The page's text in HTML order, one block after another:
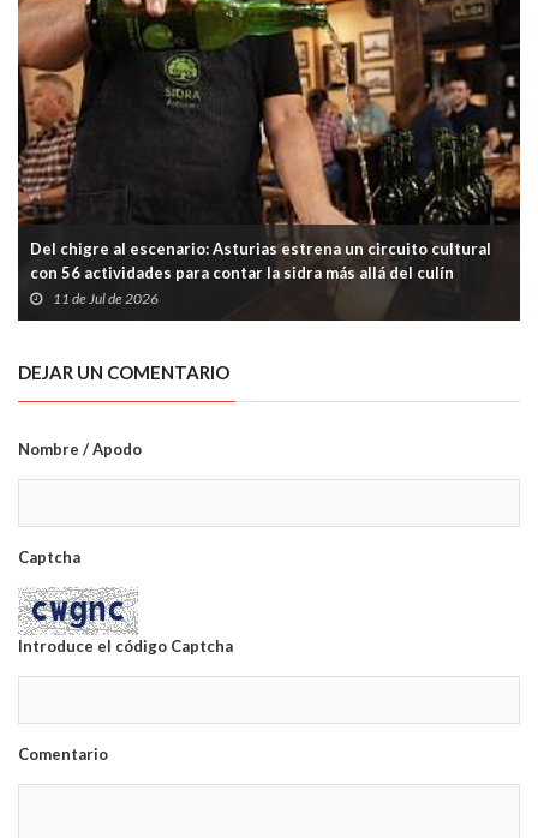
Del chigre al escenario: Asturias estrena un circuito cultural
con 56 actividades para contar la sidra más allá del culín
11 de Jul de 2026
DEJAR UN COMENTARIO
Nombre / Apodo
Captcha
Introduce el código Captcha
Comentario